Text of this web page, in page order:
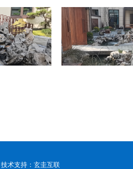
技术支持：玄圭互联